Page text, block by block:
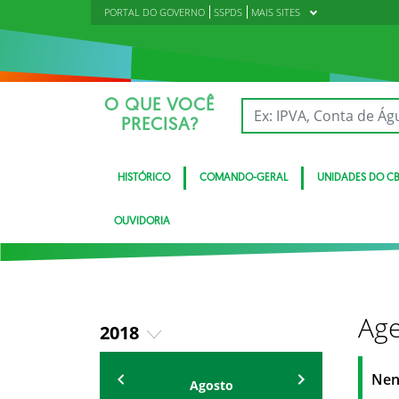
PORTAL DO GOVERNO SSPDS MAIS SITES
O QUE VOCÊ
PRECISA?
HISTÓRICO COMANDO-GERAL UNIDADES DO
OUVIDORIA
2018
2019
Agosto